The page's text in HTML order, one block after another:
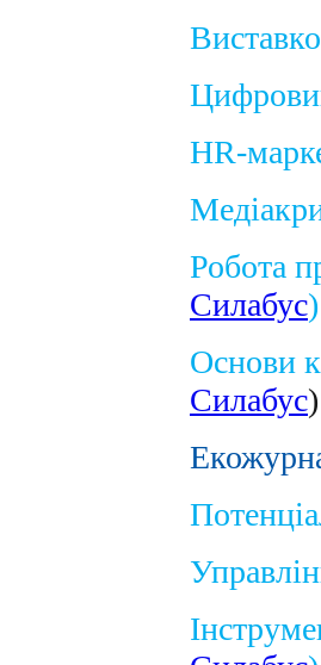
HR-
Робота
Силабус
Основи
Силабус)